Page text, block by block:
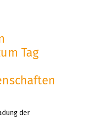
Tag
der